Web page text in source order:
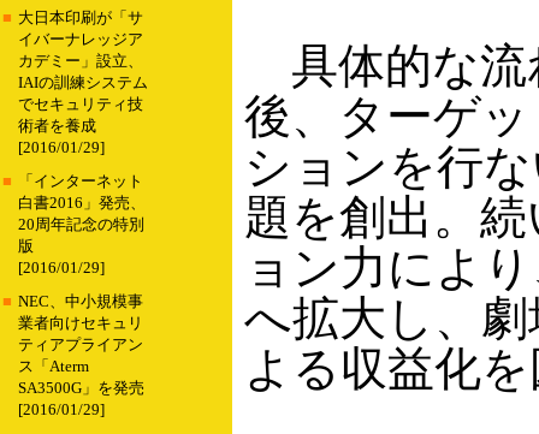
■ 大日本印刷が「サ
イバーナレッジア
カデミー」設立、
IAIの訓練システム
でセキュリティ技
術者を養成
[2016/01/29]
■
「インターネット
白書2016」発売、
20周年記念の特別
版
[2016/01/29]
■ NEC、中小規模事
業者向けセキュリ
ティアプライアン
ス「Aterm
SA3500G」を発売
[2016/01/29]
具体的な流
後、ターゲ
ションを行
題を創出。
ョン力によ
へ拡大し、
よる収益化